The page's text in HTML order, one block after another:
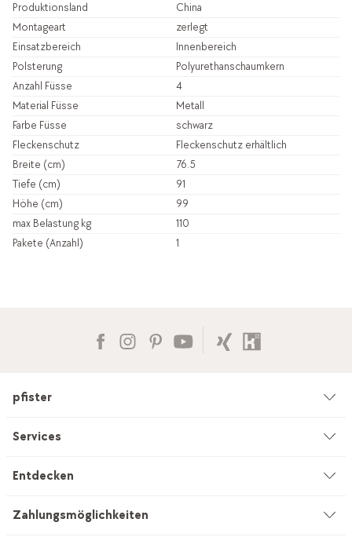
Produktionsland
China
Montageart
zerlegt
Einsatzbereich
Innenbereich
Polsterung
Polyurethanschaumkern
Anzahl Füsse
4
Material Füsse
Metall
Farbe Füsse
schwarz
Fleckenschutz
Fleckenschutz erhältlich
Breite (cm)
76.5
Tiefe (cm)
91
Höhe (cm)
99
max Belastung kg
110
Pakete (Anzahl)
1
pfister
Unternehmen
Services
Beratung
Entdecken
Küchenstudio
Zahlungsmöglichkeiten